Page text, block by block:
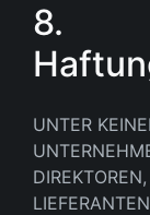
8.
UNTER